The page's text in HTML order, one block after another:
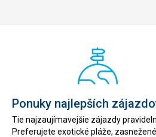
Ponuky najlepších
Tie najzaujímavejšie zájazdy
Preferujete exotické pláže,